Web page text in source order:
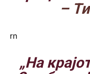
–
rn
„На